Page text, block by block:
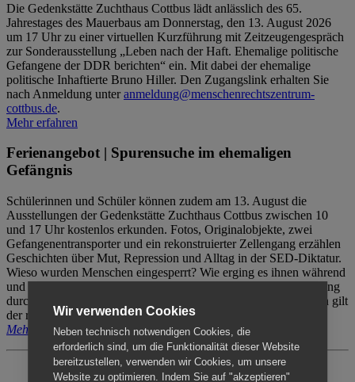
Die Gedenkstätte Zuchthaus Cottbus lädt anlässlich des 65.
Jahrestages des Mauerbaus am Donnerstag, den 13. August 2026
um 17 Uhr zu einer virtuellen Kurzführung mit Zeitzeugengespräch
zur Sonderausstellung „Leben nach der Haft. Ehemalige politische
Gefangene der DDR berichten“ ein. Mit dabei der ehemalige
politische Inhaftierte Bruno Hiller. Den Zugangslink erhalten Sie
nach Anmeldung unteranmeldung@menschenrechtszentrum-
cottbus.de.
Mehr erfahren
Ferienangebot | Spurensuche im ehemaligen
Gefängnis
Schülerinnen und Schüler können zudem am 13. August die
Ausstellungen der Gedenkstätte Zuchthaus Cottbus zwischen 10
und 17 Uhr kostenlos erkunden. Fotos, Originalobjekte, zwei
Gefangenentransporter und ein rekonstruierter Zellengang erzählen
Geschichten über Mut, Repression und Alltag in der SED-Diktatur.
Wieso wurden Menschen eingesperrt? Wie erging es ihnen während
und nach der Haft? Der Besuch erfolgt individuell ohne Betreuung
durch das Menschenrechtszentrum Cottbus. Für Begleitpersonen gilt
der reguläre Eintritt (8€ / ermäßigt 5€).
Mehr erfahren
Wir verwenden Cookies
Neben technisch notwendigen Cookies, die
erforderlich sind, um die Funktionalität dieser Website
bereitzustellen, verwenden wir Cookies, um unsere
Website zu optimieren. Indem Sie auf "akzeptieren"